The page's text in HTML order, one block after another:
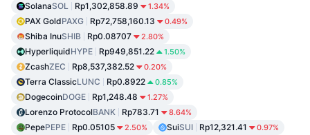
SolanaSOL Rp1,302,858.89 1.34%
PAX GoldPAXG Rp72,758,160.13 0.49%
Shiba InuSHIB Rp0.08707 2.80%
HyperliquidHYPE Rp949,851.22 1.50%
ZcashZEC Rp8,537,382.52 0.20%
Terra ClassicLUNC Rp0.8922 0.85%
DogecoinDOGE Rp1,248.48 1.27%
Lorenzo ProtocolBANK Rp783.71 8.64%
PepePEPE Rp0.05105 2.50% SuiSUI Rp12,321.41 0.97%